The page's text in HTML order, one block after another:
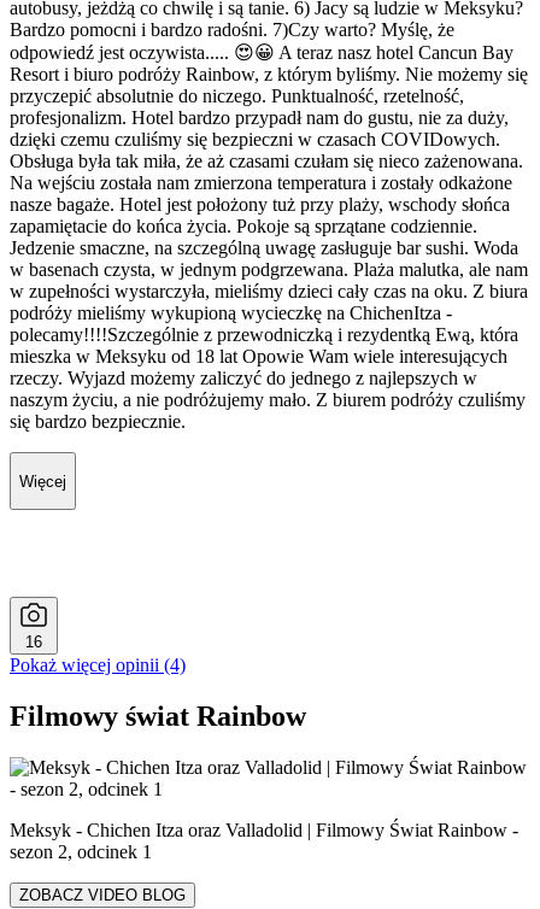
autobusy, jeżdżą co chwilę i są tanie. 6) Jacy są ludzie w Meksyku?
Bardzo pomocni i bardzo radośni. 7)Czy warto? Myślę, że
odpowiedź jest oczywista..... 😍😀 A teraz nasz hotel Cancun Bay
Resort i biuro podróży Rainbow, z którym byliśmy. Nie możemy się
przyczepić absolutnie do niczego. Punktualność, rzetelność,
profesjonalizm. Hotel bardzo przypadł nam do gustu, nie za duży,
dzięki czemu czuliśmy się bezpieczni w czasach COVIDowych.
Obsługa była tak miła, że aż czasami czułam się nieco zażenowana.
Na wejściu została nam zmierzona temperatura i zostały odkażone
nasze bagaże. Hotel jest położony tuż przy plaży, wschody słońca
zapamiętacie do końca życia. Pokoje są sprzątane codziennie.
Jedzenie smaczne, na szczególną uwagę zasługuje bar sushi. Woda
w basenach czysta, w jednym podgrzewana. Plaża malutka, ale nam
w zupełności wystarczyła, mieliśmy dzieci cały czas na oku. Z biura
podróży mieliśmy wykupioną wycieczkę na ChichenItza -
polecamy!!!!Szczególnie z przewodniczką i rezydentką Ewą, która
mieszka w Meksyku od 18 lat Opowie Wam wiele interesujących
rzeczy. Wyjazd możemy zaliczyć do jednego z najlepszych w
naszym życiu, a nie podróżujemy mało. Z biurem podróży czuliśmy
się bardzo bezpiecznie.
Więcej
16
Pokaż więcej opinii (4)
Filmowy świat Rainbow
Meksyk - Chichen Itza oraz Valladolid | Filmowy Świat Rainbow -
sezon 2, odcinek 1
ZOBACZ VIDEO BLOG